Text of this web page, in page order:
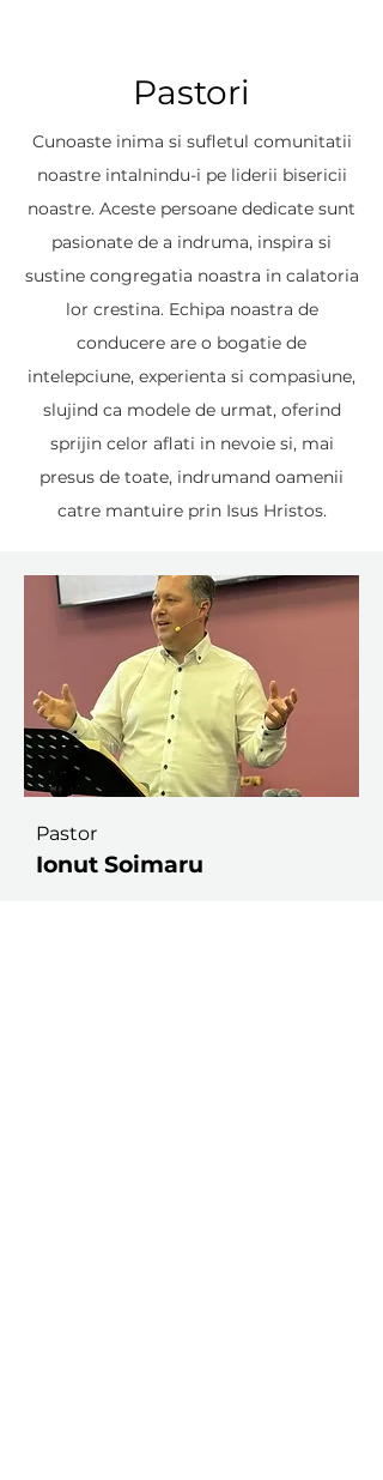
Pastori
Cunoaste inima si sufletul comunitatii
noastre intalnindu-i pe liderii bisericii
noastre. Aceste persoane dedicate sunt
pasionate de a indruma, inspira si
sustine congregatia noastra in calatoria
lor crestina. Echipa noastra de
conducere are o bogatie de
intelepciune, experienta si compasiune,
slujind ca modele de urmat, oferind
sprijin celor aflati in nevoie si, mai
presus de toate, indrumand oamenii
catre mantuire prin Isus Hristos.
Pastor
Ionut Soimaru